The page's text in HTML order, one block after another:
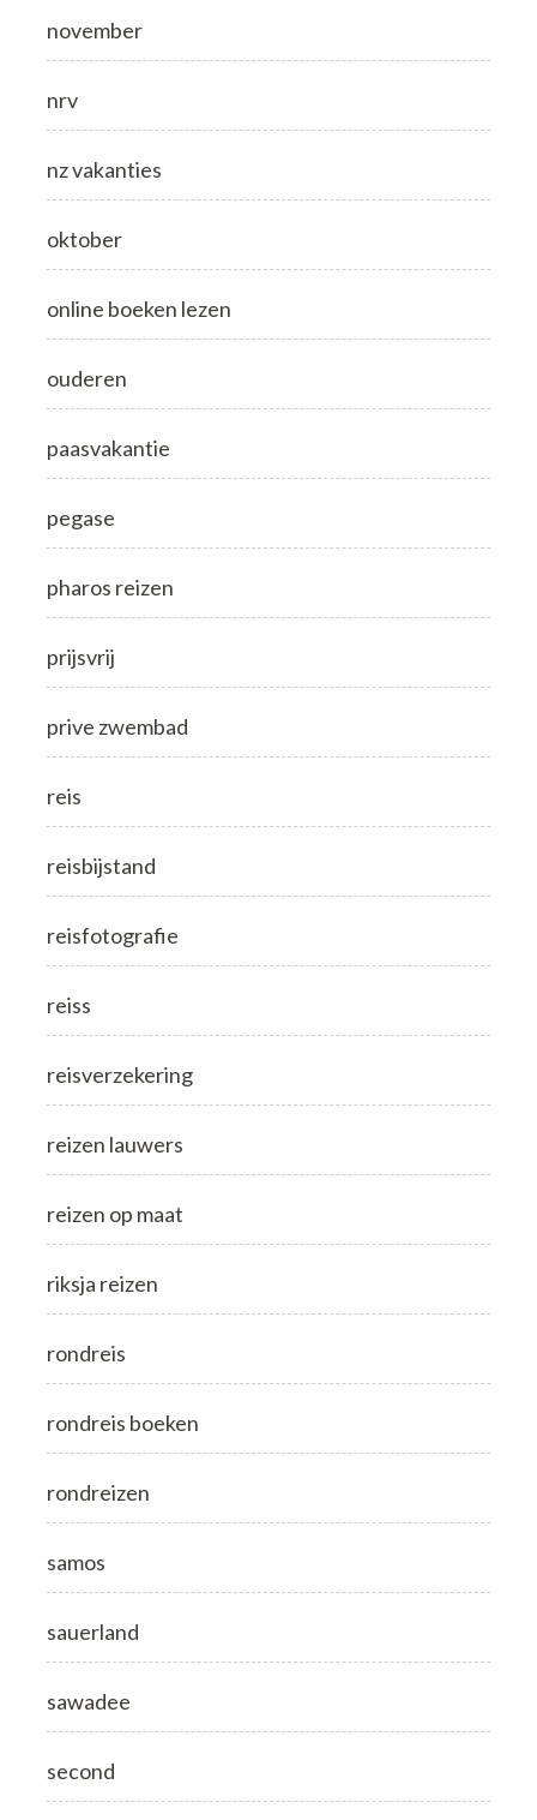
november
nrv
nz vakanties
oktober
online boeken lezen
ouderen
paasvakantie
pegase
pharos reizen
prijsvrij
prive zwembad
reis
reisbijstand
reisfotografie
reiss
reisverzekering
reizen lauwers
reizen op maat
riksja reizen
rondreis
rondreis boeken
rondreizen
samos
sauerland
sawadee
second